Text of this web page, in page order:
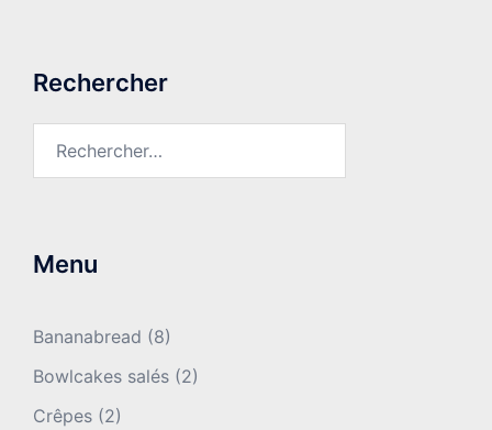
Rechercher
Menu
Bananabread (8)
Bowlcakes salés (2)
Crêpes (2)